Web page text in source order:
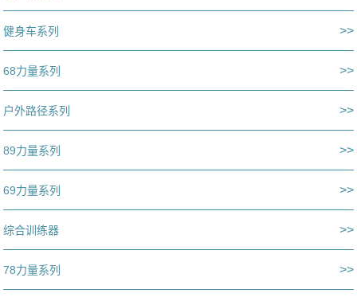
健身车系列 >>
68力量系列 >>
户外路径系列 >>
89力量系列 >>
69力量系列 >>
综合训练器 >>
78力量系列 >>